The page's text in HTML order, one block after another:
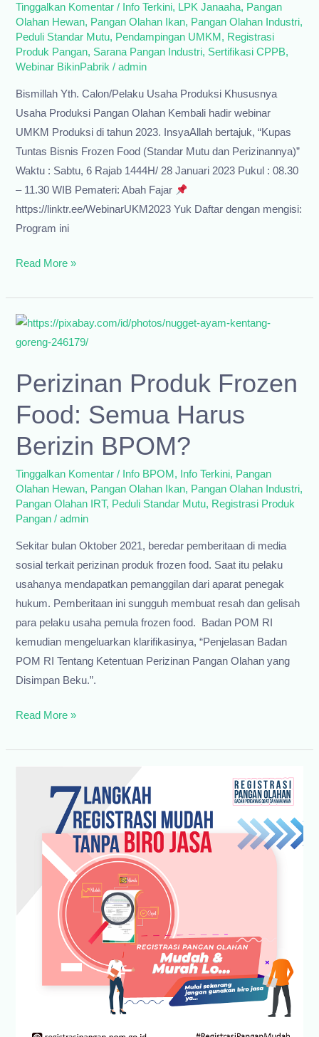
Tinggalkan Komentar / Info Terkini, LPK Janaaha, Pangan
Olahan Hewan, Pangan Olahan Ikan, Pangan Olahan Industri,
Peduli Standar Mutu, Pendampingan UMKM , Registrasi
Produk Pangan, Sarana Pangan Industri, Sertifikasi CPPB,
Webinar BikinPabrik /admin
Bismillah Yth. Calon/Pelaku Usaha Produksi Khususnya
Usaha Produksi Pangan Olahan Kembali hadir webinar
UMKM Produksi di tahun 2023. InsyaAllah bertajuk, “Kupas
Tuntas Bisnis Frozen Food (Standar Mutu dan Perizinannya)”
Waktu : Sabtu, 6 Rajab 1444H/ 28 Januari 2023 Pukul : 08.30
– 11.30 WIB Pemateri: Abah Fajar
https://linktr.ee/WebinarUKM2023 Yuk Daftar dengan mengisi:
Program ini
Webinar
2023:
Kupas
Tuntas
Frozen
(Standar
Mutu
dan
Perizinannya)
Read More »
Perizinan Produk Frozen
Food: Semua Harus
Berizin BPOM?
Tinggalkan Komentar / Info BPOM , Info Terkini, Pangan
Olahan Hewan, Pangan Olahan Ikan, Pangan Olahan Industri,
Pangan Olahan IRT, Peduli Standar Mutu, Registrasi Produk
Pangan /admin
Sekitar bulan Oktober 2021, beredar pemberitaan di media
sosial terkait perizinan produk frozen food. Saat itu pelaku
usahanya mendapatkan pemanggilan dari aparat penegak
hukum. Pemberitaan ini sungguh membuat resah dan gelisah
para pelaku usaha pemula frozen food. Badan POM RI
kemudian mengeluarkan klarifikasinya, “Penjelasan Badan
POM RI Tentang Ketentuan Perizinan Pangan Olahan yang
Disimpan Beku.”.
Perizinan
Frozen
BPOM?
Read More »